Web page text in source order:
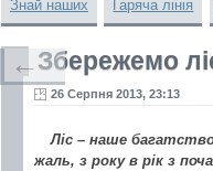
Знай наших Гаряча лінія
Збережемо
26 Серпня 2013, 23:13
Ліс – наше
жаль, з року в рік з
←